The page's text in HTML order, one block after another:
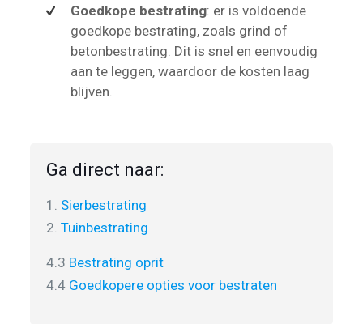
Goedkope bestrating: er is voldoende
goedkope bestrating, zoals grind of
betonbestrating. Dit is snel en eenvoudig
aan te leggen, waardoor de kosten laag
blijven.
Ga direct naar:
1. Sierbestrating
2. Tuinbestrating
4.3 Bestrating oprit
4.4 Goedkopere opties voor bestraten